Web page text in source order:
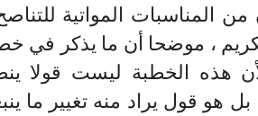
المناسبات المواتية
، موضحا أن ما يذكر في
هذه الخطبة ليست قولا
بل هو قول يراد منه تغيير ما